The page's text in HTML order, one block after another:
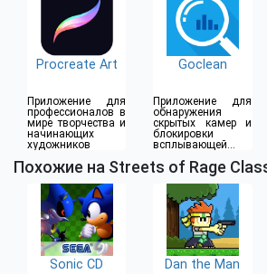
Procreate Art
Приложение для
профессионалов в
мире творчества и
начинающих
художников
Goclean
Приложение для
обнаружения
скрытых камер и
блокировки
всплывающей
Похожие на Streets of Rage
Sonic CD
Dan the Man